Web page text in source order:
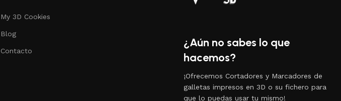
My 3D Cookies
Blog
Contacto
¿Aún no sabes lo que
hacemos?
¡Ofrecemos Cortadores y Marcadores de
galletas impresos en 3D o su fichero para
que lo puedas usar tu mismo!